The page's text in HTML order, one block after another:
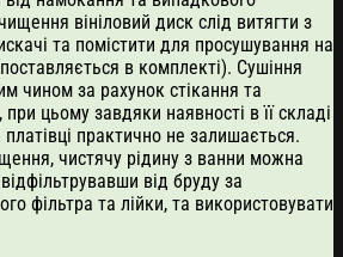
вініловий диск слід витягти з
та помістити для просушування на
в комплекті). Сушіння
чином за рахунок стікання та
цьому завдяки наявності в її складі
платівці практично не залишається.
чистячу рідину з ванни можна
від бруду за
фільтра та лійки, та використовувати